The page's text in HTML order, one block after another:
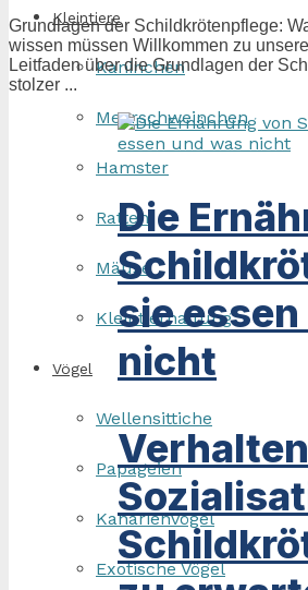
Kleintiere
Kaninchen
Meerschweinchen
Hamster
Ratten
Mäuse
Kleintierhaltung
Vögel
Wellensittiche
Papageien
Kanarienvögel
Exotische Vögel
Grundlagen der Schildkrötenpflege:
wissen müssen Willkommen zu
Leitfaden über die Grundlagen der
stolzer ...
Die
sie
nicht